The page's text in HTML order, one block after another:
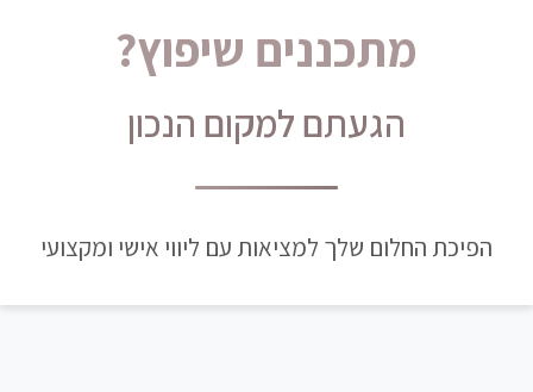
מתכננים שיפוץ?
הגעתם למקום הנכון
הפיכת החלום שלך למציאות עם ליווי אישי ומקצועי